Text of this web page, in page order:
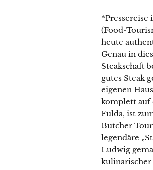
*Pressereise
(Food-
heute
Genau in
Steakschaft
gutes Steak
eigenen
komplett auf
Fulda, ist
Butcher
legendäre
Ludwig
kulinarischer